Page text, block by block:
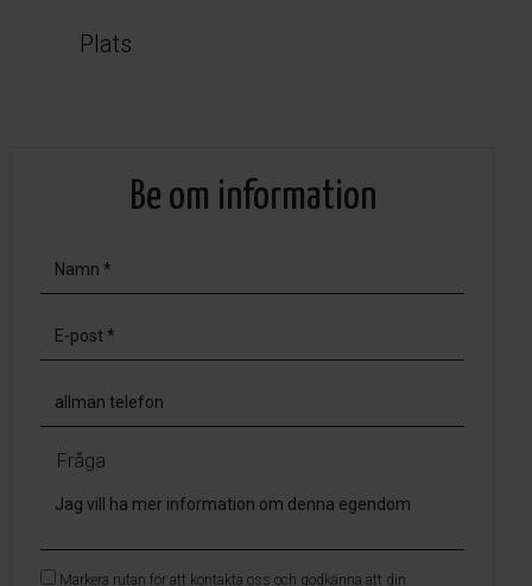
Plats
Be om information
Fråga
Markera rutan för att kontakta oss och godkänna att din